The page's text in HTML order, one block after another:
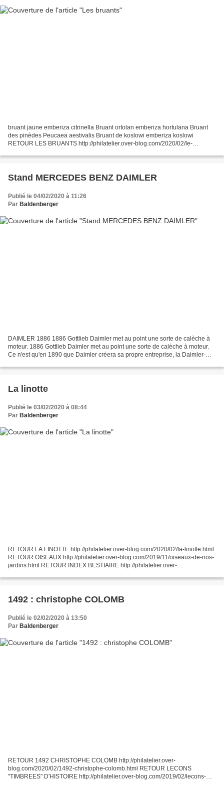
bruant jaune emberiza citrinella Bruant ortolan emberiza hortulana Bruant
des pinèdes Peucaea aestivalis Bruant de koslowi emberiza koslowi
RETOUR LES BRUANTS http://philatelier.over-blog.com/2020/02/le-
blog.com/2019/11/oiseaux-de-nos-jardins.html...
Stand MERCEDES BENZ DAIMLER
Publié le 04/02/2020 à 11:26
Par Baldenberger
DAIMLER 1886 1886 Gottlieb Daimler met au point une sorte de calèche à
moteur. 1886 Gottlieb Daimler met au point une sorte de calèche à moteur.
Ce n'est qu'en 1890 que Daimler créera sa propre entreprise, la Daimler-
La linotte
Publié le 03/02/2020 à 08:44
Par Baldenberger
RETOUR LA LINOTTE http://philatelier.over-blog.com/2020/02/la-linotte.html
RETOUR OISEAUX http://philatelier.over-blog.com/2019/11/oiseaux-de-nos-
jardins.html RETOUR INDEX BESTIAIRE http://philatelier.over-
1492 : christophe COLOMB
Publié le 02/02/2020 à 13:50
Par Baldenberger
RETOUR 1492 CHRISTOPHE COLOMB http://philatelier.over-
blog.com/2020/02/1492-christophe-colomb.html RETOUR LECONS
"TIMBREES" D'HISTOIRE http://philatelier.over-blog.com/2019/02/lecons-